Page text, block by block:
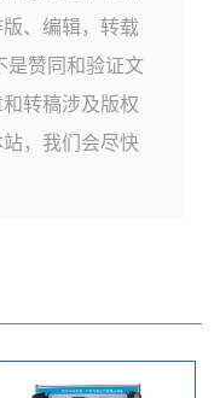
、编辑，转载
是赞同和验证文
转稿涉及版权
，我们会尽快